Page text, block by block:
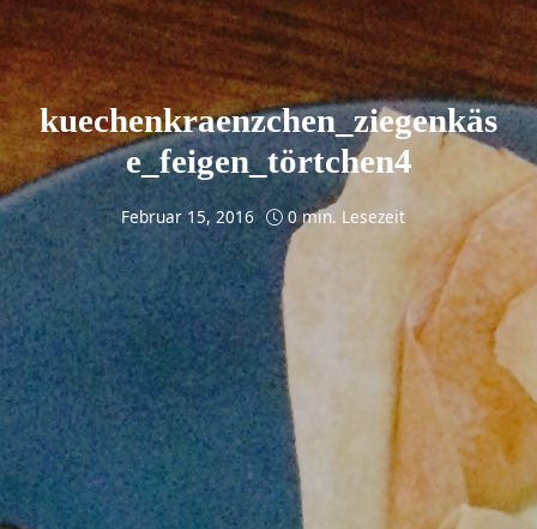
kuechenkraenzchen_ziegenkäs
e_feigen_törtchen4
Februar 15, 2016 0 min. Lesezeit